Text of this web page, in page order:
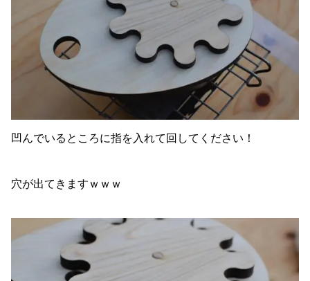
凹んでいるところに指を入れて回してください！
穴が出てきますｗｗｗ